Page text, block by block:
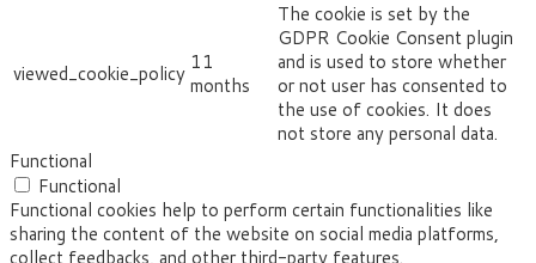
viewed_cookie_policy 11
months
The cookie is set by the
GDPR Cookie Consent plugin
and is used to store whether
or not user has consented to
the use of cookies. It does
not store any personal data.
Functional
Functional
Functional cookies help to perform certain functionalities like
sharing the content of the website on social media platforms,
collect feedbacks, and other third-party features.